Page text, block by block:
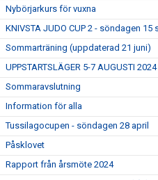
Nybörjarkurs för vuxna
KNIVSTA JUDO CUP 2 - söndagen 15
Sommarträning (uppdaterad 21 juni)
UPPSTARTSLÄGER 5-7 AUGUSTI 2024
Sommaravslutning
Information för alla
Tussilagocupen - söndagen 28 april
Påsklovet
Rapport från årsmöte 2024